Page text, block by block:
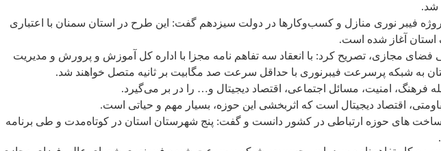
شد.
فیبر نوری منازل و کسب‌وکارها در دولت سیزدهم گفت: این طرح در استان سمنان با اعتباری
مجازی، تصریح کرد: با انعقاد سه تفاهم نامه مجزا با اداره کل آموزش و پرورش و مدیریت
به شبکه پرسرعت فیبرنوری با حداقل سرعت صد مگابیت بر ثانیه متصل خواهند شد.
امنیت، مسائل اجتماعی، اقتصاد دیجیتال و… را در بر می‌گیرد.
اقتصاد دیجیتال است که اثربخشی این حوزه، بسیار مهم و حیاتی است.
های‌ حوزه ارتباطی در کشور دانست و گفت: پنج شهرستان استان در کوتاه‌مدت و طی برنامه